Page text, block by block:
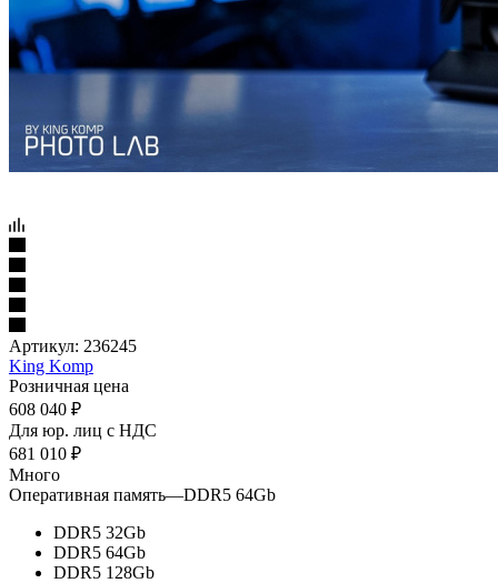
Артикул: 236245
King Komp
Розничная цена
608 040 ₽
Для юр. лиц c НДС
681 010 ₽
Много
Оперативная память—DDR5 64Gb
DDR5 32Gb
DDR5 64Gb
DDR5 128Gb